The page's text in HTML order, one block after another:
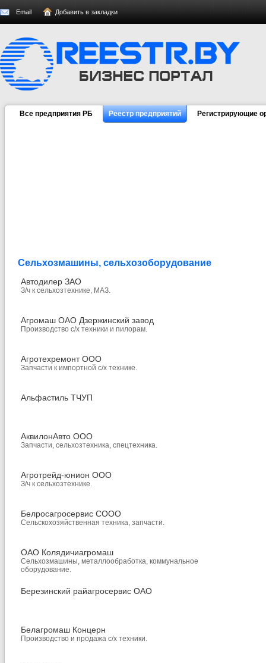
Email Добавить в закладки
Все предприятия РБ Реестр предприятий Регистрирующие
Сельхозмашины, сельхозоборудование
Автодилер ЗАО
З/ч к сельхозтехнике, МАЗ.
Агромаш ОАО Дзержинский завод
Производство с/х техники и пилорам.
Агротехремонт ООО
Запчасти к импортной с/х технике.
Альфастиль ТЧУП
АквилонАвто ООО
Запчасти, сельхозтехника, спецтехника.
Агротрейд-юнион ООО
З/ч к сельхозтехнике.
Белросагросервис СООО
Сельскохозяйственная техника, запчасти.
ОАО Колядичиагромаш
Сельхозмашины, металлообработка, коммунальное
оборудование.
Березинский райагросервис ОАО
Белагромаш Концерн
Производство и продажа с/х техники.